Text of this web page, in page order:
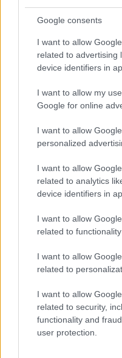
Google consents
I want to allow
related to advertising
device identifiers in
I want to allow my
Google for online
I want to allow
personalized
I want to allow
related to analytics
device identifiers in
I want to allow
related to
I want to allow
related to
I want to allow
related to security,
functionality and
user protection.
LightSound: la
escuchar el
El próximo 12 de agosto, el
INTERNACIONAL
Guía práctica
internacionales
Domina el arte de evaluar
INTERNACIONAL